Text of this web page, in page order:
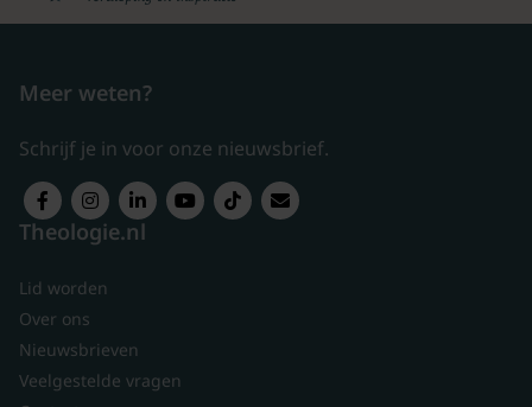
Meer weten?
Schrijf je in voor onze nieuwsbrief.
Theologie.nl
Lid worden
Over ons
Nieuwsbrieven
Veelgestelde vragen